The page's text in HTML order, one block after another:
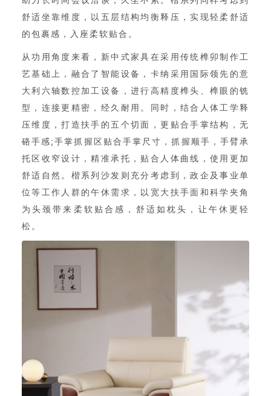
舒适坐靠维度，以五层结构均衡释压，实现轻柔舒适
的包裹感，入座柔软贴合。
从功用角度来看，新中式家具在采用传统榫卯制作工
艺基础上，融合了智能设备，卡纳采用国际领先的意
大利六轴数控加工设备，进行高精度榫头、榫眼的铣
型，连接更精密，经久耐用。同时，结合人体工学释
压维度，打造扶手的五个切面，更贴合手掌结构，无
硌手感;手掌抓握区贴合手掌尺寸，抓握顺手，手臂承
托区收窄设计，精准承托，贴合人体曲线，使用更加
舒适自然。楷系列沙发则充分考虑到，政企及事业单
位等工作人群的午休需求，以宽大扶手面和科学夹角
为头颈带来柔软贴合感，舒适如枕头，让午休更轻
松。